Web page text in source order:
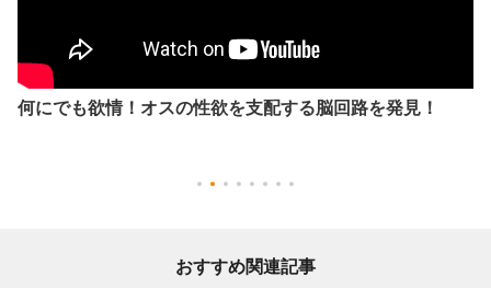
何にでも欲情！オスの性欲を支配する脳回路を発見！
おすすめ関連記事